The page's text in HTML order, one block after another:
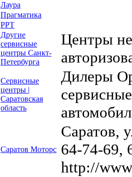
Лаура
Прагматика
РРТ
Другие
сервисные
центры Санкт-
Петербурга
Центры
Сервисные
центры |
Саратовская
область
Дилеры
Саратов Моторс
Саратов,
64-74-69,
http://